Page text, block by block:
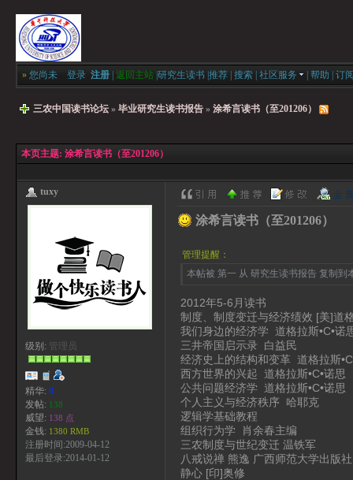
» 您尚未 登录 注册 返回主站 研究生读书 推荐 搜索 社区服务 帮助 订
三农中国读书论坛 » 毕业研究生读书报告 » 涂希言读书（至201206）
本页主题: 涂希言读书（至201206）
tuxy
级别: 管理员
精华: 0
发帖: 138
威望: 138 点
金钱: 1380 RMB
注册时间:2009-04-12
最后登录:2014-01-12
涂希言读书（至201206）
管理提醒：
本帖被 第一 从 研究生读书报告 复制到
2012年5-6月读书
制度、制度变迁与经济绩效 [美]道
我们身边的经济学 道格拉斯•C•诺
三井帝国启示录 白益民
经济史上的结构和变革 道格拉斯
西方世界的兴起 道格拉斯•C•诺思
公共问题经济学 道格拉斯•C•诺思
个人主义与经济秩序 哈耶克
逻辑学基础教程
组织行为学 肖余春主编
三农制度与世纪变迁 温铁军
八戒说禅 熊逸 广西师范大学出版社
静心 [印]奥修